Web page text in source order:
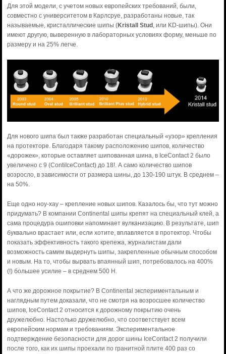
Для этой модели, с учетом новых европейских требований, были,
совместно с университетом в Карлсруе, разработаны новые, так
называемые, кристаллические шипы (Kristall Stud , или KD-шипы). Они
имеют другую, выверенную в лабораторных условиях форму, меньше по
размеру и на 25% легче.
Для нового шипа был также разработан специальный «узор» крепления
на протекторе. Благодаря такому расположению шипов, количество
«дорожек», которые оставляет шипованная шина, в IceContact 2 было
увеличено с 9 (ContiIceContact) до 18!. А само количество шипов
возросло, в зависимости от размера шины, до 130-190 штук. В среднем –
на 50%.
Еще одно ноу-хау – крепление новых шипов. Казалось бы, что тут можно
придумать? В компании Continental шипы крепят на специальный клей, а
сама процедура ошиповки напоминает вулканизацию. В результате, шип
буквально врастает или, если хотите, вплавляется в протектор. Чтобы
показать эффективность такого крепежа, журналистам дали
возможность самим выдернуть шипы, закрепленные обычным способом
и новым. На то, чтобы вырвать впаянный шип, потребовалось на 400%
(!) большее усилие – в среднем 500 Н.
А что же дорожное покрытие? В Continental экспериментальным и
наглядным путем доказали, что не смотря на возросшее количество
шипов, IceContact 2 относится к дорожному покрытию очень
дружелюбно. Настолько дружелюбно, что соответствует всем
европейским нормам и требованиям. Экспериментальное
подтверждение безопасности для дорог шины IceContact 2 получили
после того, как их шипы проехали по гранитной плите 400 раз со